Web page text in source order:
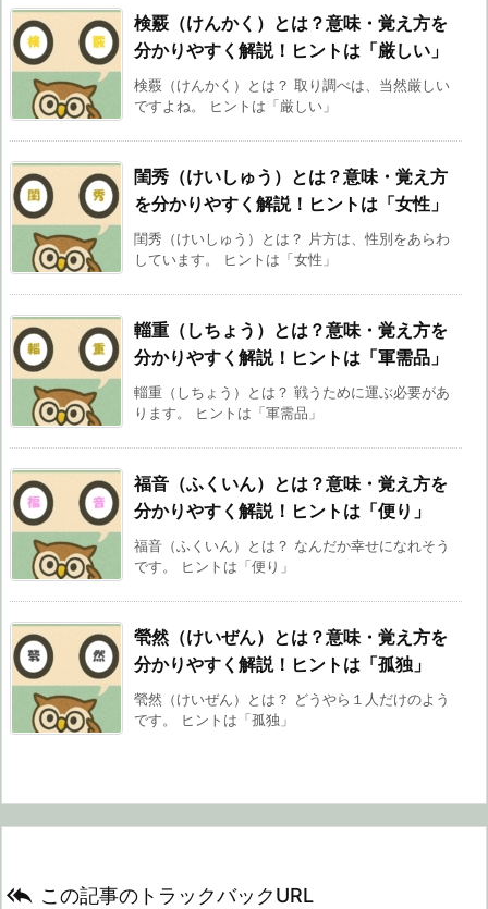
検覈（けんかく）とは？意味・覚え方を
分かりやすく解説！ヒントは「厳しい」
検覈（けんかく）とは？ 取り調べは、当然厳しい
ですよね。 ヒントは「厳しい」
閨秀（けいしゅう）とは？意味・覚え方
を分かりやすく解説！ヒントは「女性」
閨秀（けいしゅう）とは？ 片方は、性別をあらわ
しています。 ヒントは「女性」
輜重（しちょう）とは？意味・覚え方を
分かりやすく解説！ヒントは「軍需品」
輜重（しちょう）とは？ 戦うために運ぶ必要があ
ります。 ヒントは「軍需品」
福音（ふくいん）とは？意味・覚え方を
分かりやすく解説！ヒントは「便り」
福音（ふくいん）とは？ なんだか幸せになれそう
です。 ヒントは「便り」
煢然（けいぜん）とは？意味・覚え方を
分かりやすく解説！ヒントは「孤独」
煢然（けいぜん）とは？ どうやら１人だけのよう
です。 ヒントは「孤独」
 この記事のトラックバックURL